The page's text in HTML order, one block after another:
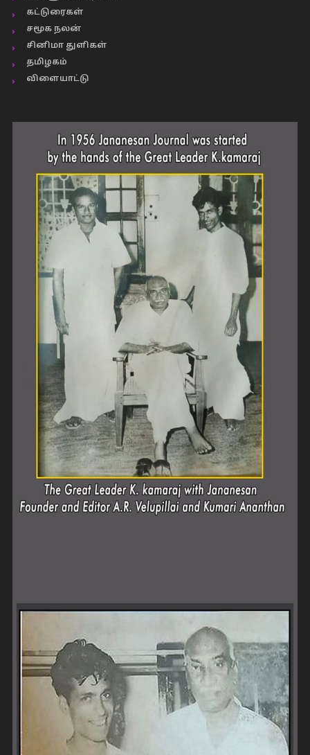
கட்டுரைகள்
சமூக நலன்
சினிமா துளிகள்
தமிழகம்
விளையாட்டு